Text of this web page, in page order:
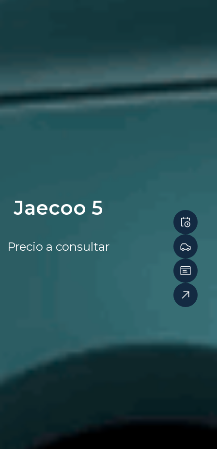
Jaecoo 5
Precio a consultar